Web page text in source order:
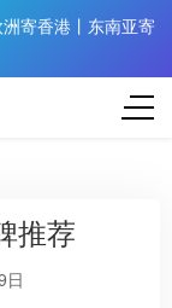
寄香港丨东南亚寄
推荐
日